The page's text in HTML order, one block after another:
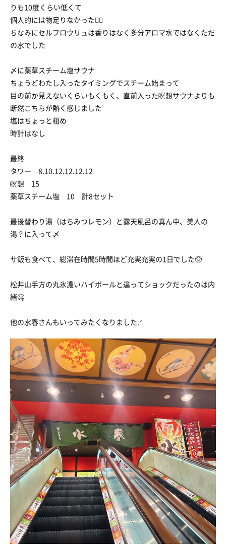
りも10度くらい低くて
個人的には物足りなかった😵‍💫
ちなみにセルフロウリュは香りはなく多分アロマ水ではなくただ
の水でした
〆に薬草スチーム塩サウナ
ちょうどわたし入ったタイミングでスチーム始まって
目の前か見えないくらいもくもく、直前入った瞑想サウナよりも
断然こちらが熱く感じました
塩はちょっと粗め
時計はなし
最終
タワー 8.10.12.12.12.12
瞑想 15
薬草スチーム塩 10 計8セット
最後替わり湯（はちみつレモン）と露天風呂の真ん中、美人の
湯？に入って〆
サ飯も食べて、総滞在時間5時間ほど充実充実の1日でした🥺
松井山手方の丸氷濃いハイボールと違ってショックだったのは内
緒🤐
他の水春さんもいってみたくなりました.ᐟ